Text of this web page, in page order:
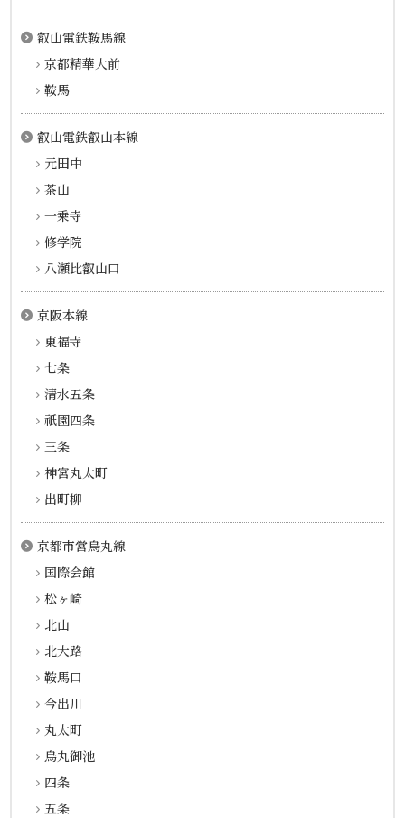
叡山電鉄鞍馬線
京都精華大前
鞍馬
叡山電鉄叡山本線
元田中
茶山
一乗寺
修学院
八瀬比叡山口
京阪本線
東福寺
七条
清水五条
祇園四条
三条
神宮丸太町
出町柳
京都市営烏丸線
国際会館
松ヶ崎
北山
北大路
鞍馬口
今出川
丸太町
烏丸御池
四条
五条